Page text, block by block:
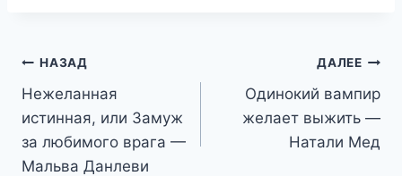
Навигация
по
записям
НАЗАД
Нежеланная
истинная, или Замуж
за любимого врага —
Мальва Данлеви
ДАЛЕЕ
Одинокий вампир
желает выжить —
Натали Мед